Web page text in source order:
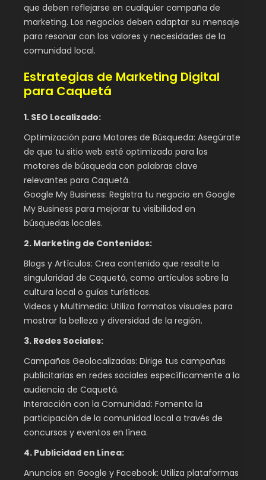
que deben reflejarse en cualquier campaña de
marketing. Los negocios deben adaptar su mensaje
para resonar con los valores y necesidades de la
comunidad local.
Estrategias de Marketing Digital
para Caquetá
1. SEO Localizado:
Optimización para Motores de Búsqueda: Asegúrate
de que tu sitio web esté optimizado para los
motores de búsqueda con palabras clave
relevantes para Caquetá.
Google My Business: Registra tu negocio en Google
My Business para mejorar tu visibilidad en
búsquedas locales.
2. Marketing de Contenidos:
Blogs y Artículos: Crea contenido que resalte la
singularidad de Caquetá, como artículos sobre la
cultura local o guías turísticas.
Videos y Multimedia: Utiliza formatos visuales para
mostrar la belleza y diversidad de la región.
3. Redes Sociales:
Campañas Geolocalizadas: Dirige tus campañas
publicitarias en redes sociales específicamente a la
audiencia de Caquetá.
Interacción con la Comunidad: Fomenta la
participación de la comunidad local a través de
concursos y eventos en línea.
4. Publicidad en Línea:
Anuncios en Google y Facebook: Utiliza plataformas